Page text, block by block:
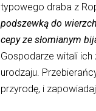
typowego draba z
podszewką do
cepy ze słomianym
Gospodarze witali
urodzaju.
przyrodę, i